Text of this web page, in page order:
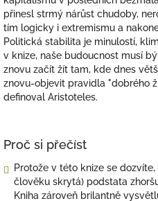
přinesl strmý nárůst chudoby,
tím logicky i extremismu a
Politická stabilita je minulostí,
v knize, naše budoucnost musí
znovu začít žít tam, kde dnes
znovu-objevit pravidla "dobrého
definoval Aristoteles.
Proč si přečíst
Protože v této knize se
člověku skrytá) podstata
Kniha zároveň brilantně